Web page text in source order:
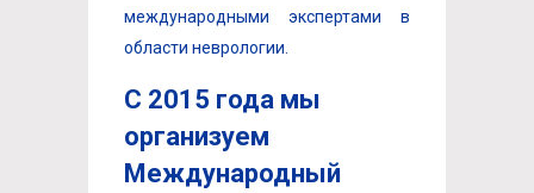
международными экспертами в
области неврологии.
С 2015 года мы
организуем
Международный